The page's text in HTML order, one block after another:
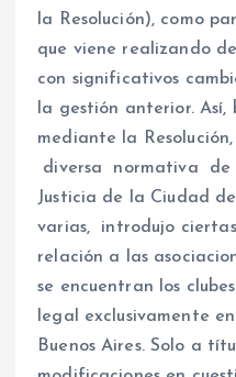
la Resolución), como
que viene realizando
con significativos
la gestión anterior.
mediante la
diversa normativa de
Justicia de la Ciudad
varias, introdujo
relación a las
se encuentran los
legal exclusivamente
Buenos Aires. Solo a